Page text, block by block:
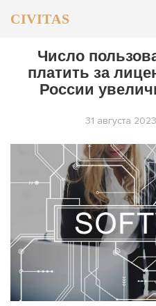
CIVITAS
ОБЩЕСТВО
Число
платить за
России
31 августа 2023